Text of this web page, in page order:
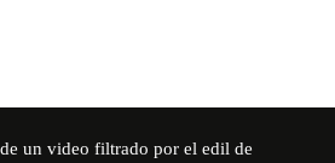
un video filtrado por el edil de